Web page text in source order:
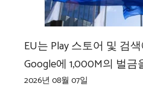
EU는 Play 스토어 및 검
Google에 1,000M의 벌
2026년 08월 07일